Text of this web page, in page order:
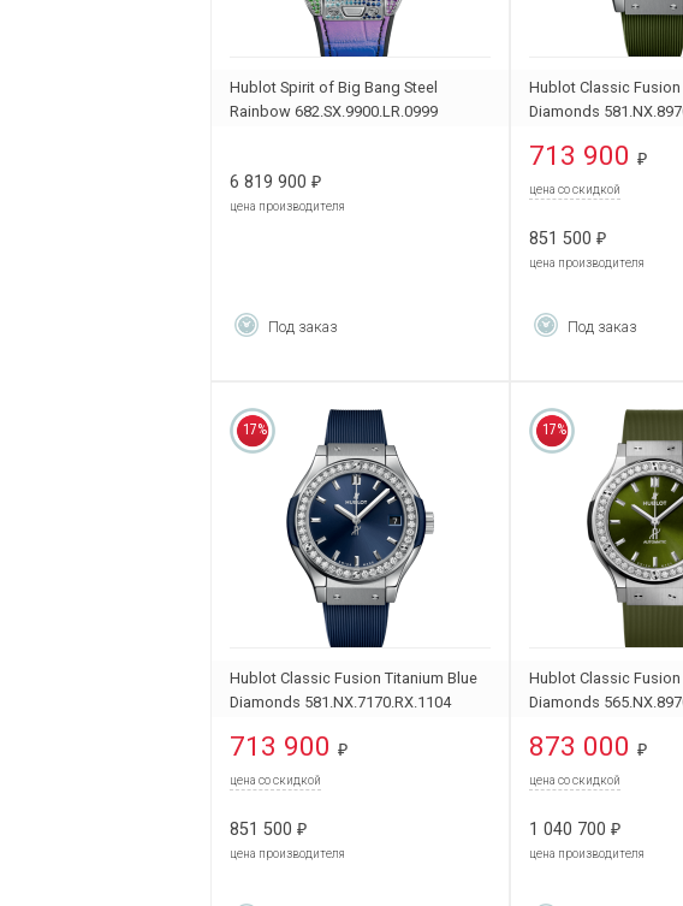
Hublot Spirit of Big Bang Steel
Rainbow 682.SX.9900.LR.0999
6 819 900 ₽
цена производителя
Под заказ
Hublot Classic Fusion
Diamonds
713 900 ₽
цена со скидкой
851 500 ₽
цена производителя
Под заказ
17%
Hublot Classic Fusion Titanium Blue
Diamonds 581.NX.7170.RX.1104
713 900 ₽
цена со скидкой
851 500 ₽
цена производителя
17%
Hublot Classic Fusion
Diamonds
873 000 ₽
цена со скидкой
1 040 700 ₽
цена производителя